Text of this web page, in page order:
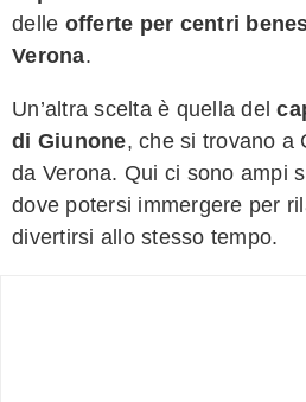
delle offerte per centri
Verona.
Un’altra scelta è quella del
di Giunone, che si trovano a
da Verona. Qui ci sono ampi
dove potersi immergere per
divertirsi allo stesso tempo.